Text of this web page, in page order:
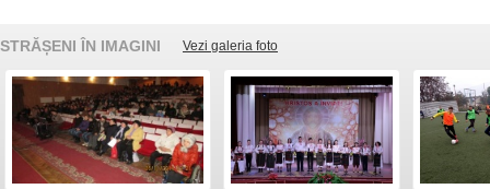
STRĂȘENI ÎN IMAGINI Vezi galeria foto